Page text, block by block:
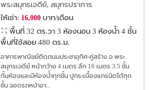
พระสมุทรเจดีย์, สมุทรปราการ
ให้เช่า: 16,000บาท/เดือน
พื้นที่ 32 ตร.วา 3 ห้องนอน 3 ห้องน้ำ 4 ชั้น
พื้นที่ใช้สอย 480 ตร.ม.
อาคารพาณิชย์ติดถนนประชาอุทิศ-คู่สร้าง อ.พระ
สมุทรเจดีย์ หน้ากว้าง 4 เมตร ลึก 16 เมตร 3.5 ชั้น
กั้นห้องและมีห้องน้ำทุกชั้น ปูกระเบื้องแกรนิตโต้ทุก
ชั้น จอดรถหน้าอา...